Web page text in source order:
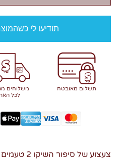
תודיעו לי
תשלום מאובטח
משלוחים
לכל
צעצוע של